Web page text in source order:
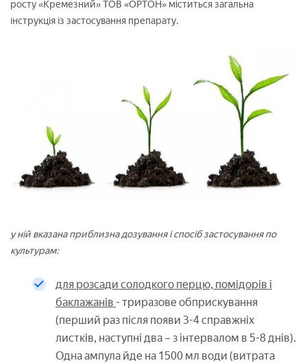
росту «Кремезний» ТОВ «ОРТОН» міститься загальна
інструкція із застосування препарату.
у ній вказана приблизна дозування і спосіб застосування по
культурам:
для розсади солодкого перцю, помідорів і
баклажанів - триразове обприскування
(перший раз після появи 3-4 справжніх
листків, наступні два – з інтервалом в 5-8 днів).
Одна ампула йде на 1500 мл води (витрата